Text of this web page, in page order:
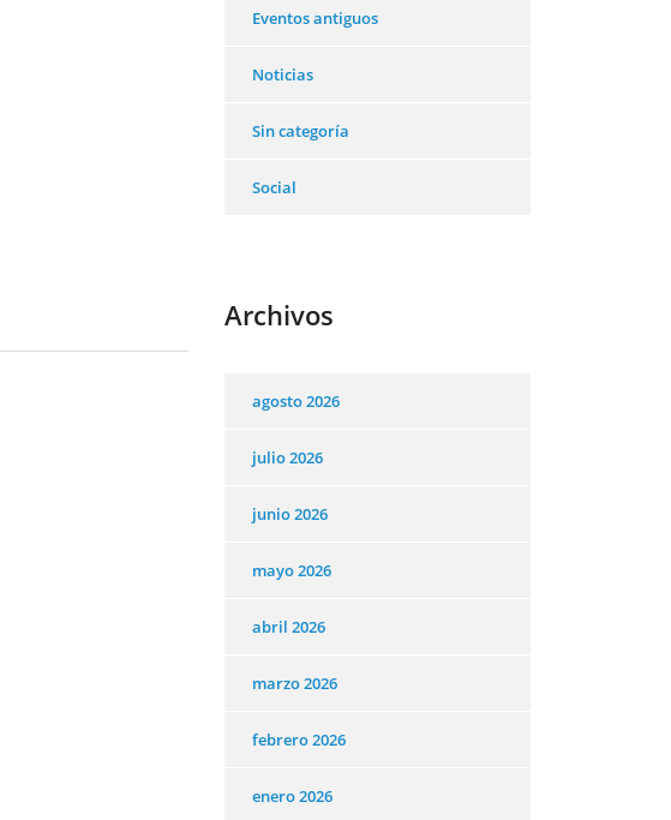
Eventos antiguos
Noticias
Sin categoría
Social
Archivos
agosto 2026
julio 2026
junio 2026
mayo 2026
abril 2026
marzo 2026
febrero 2026
enero 2026